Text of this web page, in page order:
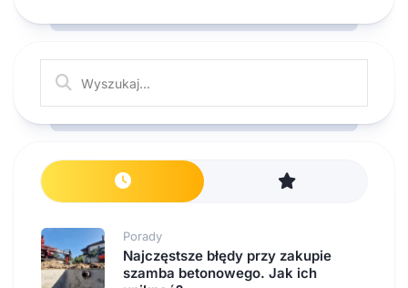
Porady
Najczęstsze błędy przy zakupie
szamba betonowego. Jak ich